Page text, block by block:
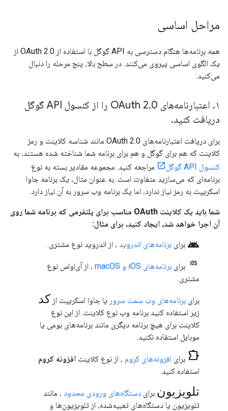
مراحل اساسی
همه برنامه‌ها هنگام دسترسی به API گوگل با استفاده از OAuth 2.0 از
یک الگوی اساسی پیروی می‌کنند. در سطح بالا، پنج مرحله را دنبال
می‌کنید:
۱. اعتبارنامه‌های OAuth 2 .
0 را از کنسول API گوگل
دریافت کنید.
برای دریافت اعتبارنامه‌های OAuth 2.0 مانند شناسه کلاینت و رمز
کلاینت که هم برای گوگل و هم برای برنامه شما شناخته شده هستند، به
کنسول API گوگل
مراجعه کنید. مجموعه مقادیر بسته به نوع
برنامه‌ای که می‌سازید متفاوت است. به عنوان مثال، یک برنامه جاوا
اسکریپت به رمز نیاز ندارد، اما یک برنامه وب سرور به آن نیاز دارد.
شما باید یک کلاینت OAuth مناسب برای پلتفرمی که برنامه شما روی
آن اجرا خواهد شد، ایجاد کنید، برای مثال:
android برای برنامه‌های اندروید ، از اندروید نوع مشتری.
برای برنامه‌های iOS و macOS ، از آی‌او‌اس نوع
مشتری.
برای برنامه‌های وب سمت سرور یا جاوا اسکریپت از کد
زیر استفاده کنید برنامه وب نوع کلاینت. از این نوع
کلاینت برای هیچ برنامه دیگری مانند برنامه‌های بومی یا
موبایل استفاده نکنید.
chrome_extension برای افزونه‌های کروم ، از نوع کلاینت افزونه کروم
استفاده کنید.
تلویزیون برای دستگاه‌های ورودی محدود ، مانند
تلویزیون یا دستگاه‌های تعبیه‌شده، از تلویزیون‌ها و